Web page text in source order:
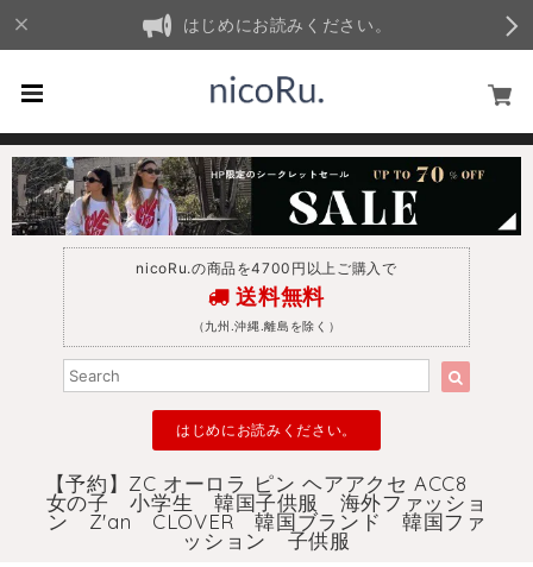
はじめにお読みください。
nicoRu.の商品を4700円以上ご購入で
送料無料
（九州.沖縄.離島を除く）
はじめにお読みください。
【予約】ZC オーロラ ピン ヘアアクセ ACC8
女の子 小学生 韓国子供服 海外ファッショ
ン Z'an CLOVER 韓国ブランド 韓国ファ
ッション 子供服